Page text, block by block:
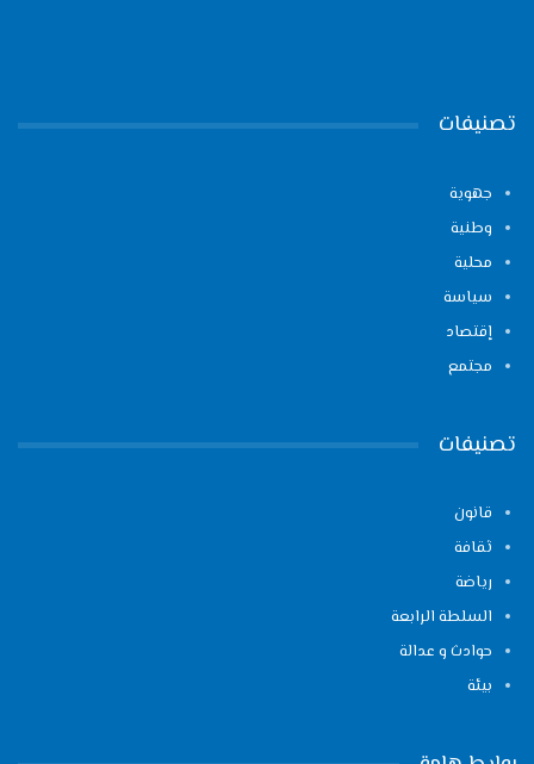
تصنيفات
جهوية
وطنية
محلية
سياسة
إقتصاد
مجتمع
تصنيفات
قانون
ثقافة
رياضة
السلطة الرابعة
حوادث و عدالة
بيئة